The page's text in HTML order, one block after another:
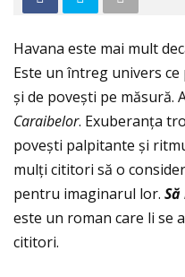
Havana este mai mult
Este un întreg univers ce
și de povești pe măsură.
Caraibelor. Exuberanţa
povești palpitante și
mulţi cititori să o
pentru imaginarul lor. Să
este un roman care li se
cititori.